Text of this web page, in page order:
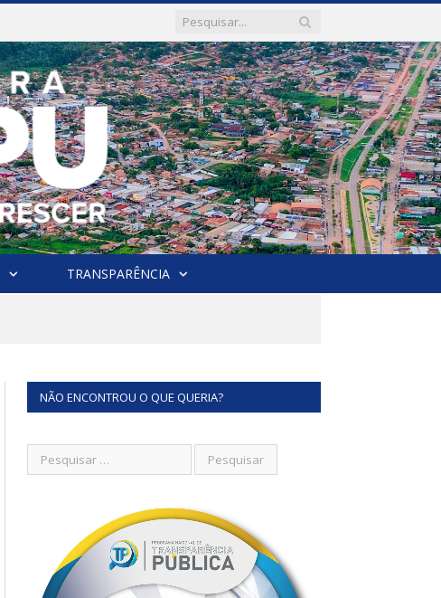
TRANSPARÊNCIA
NÃO ENCONTROU O QUE QUERIA?